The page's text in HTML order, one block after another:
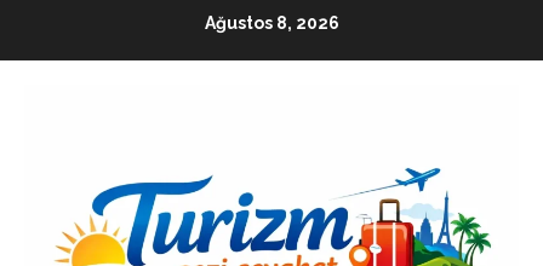
Ağustos 8, 2026